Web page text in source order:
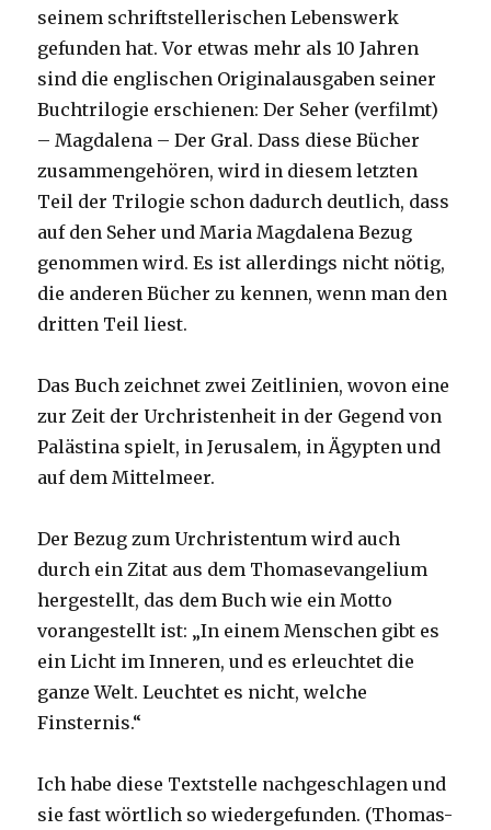
seinem schriftstellerischen Lebenswerk
gefunden hat. Vor etwas mehr als 10 Jahren
sind die englischen Originalausgaben seiner
Buchtrilogie erschienen: Der Seher (verfilmt)
– Magdalena – Der Gral. Dass diese Bücher
zusammengehören, wird in diesem letzten
Teil der Trilogie schon dadurch deutlich, dass
auf den Seher und Maria Magdalena Bezug
genommen wird. Es ist allerdings nicht nötig,
die anderen Bücher zu kennen, wenn man den
dritten Teil liest.
Das Buch zeichnet zwei Zeitlinien, wovon eine
zur Zeit der Urchristenheit in der Gegend von
Palästina spielt, in Jerusalem, in Ägypten und
auf dem Mittelmeer.
Der Bezug zum Urchristentum wird auch
durch ein Zitat aus dem Thomasevangelium
hergestellt, das dem Buch wie ein Motto
vorangestellt ist: „In einem Menschen gibt es
ein Licht im Inneren, und es erleuchtet die
ganze Welt. Leuchtet es nicht, welche
Finsternis.“
Ich habe diese Textstelle nachgeschlagen und
sie fast wörtlich so wiedergefunden. (Thomas-